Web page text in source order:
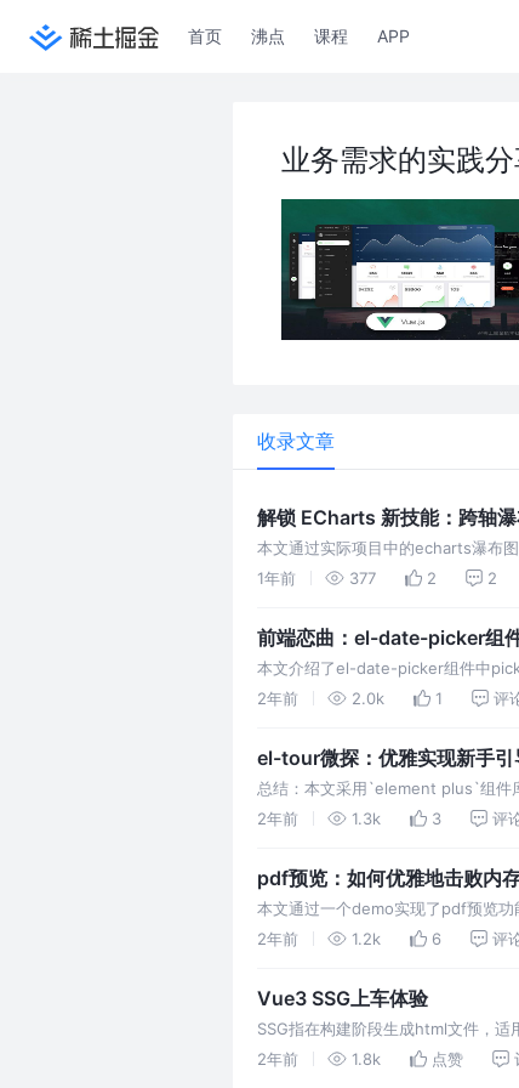
首页 沸点 课程 APP
业务需求的实践
收录文章
解锁 ECharts 新技能：跨轴
本文通过实际项目中的echarts瀑布
技巧，并给出了demo源码，供大家享
1年前 377 2 2
前端恋曲：el-date-picker组
本文介绍了el-date-picker组件中
场景提供参考和帮助。
2年前 2.0k 1 评
el-tour微探：优雅实现新手引
总结：本文采用`element plus`组件
性、高复用性，并针对过程中遇到的
2年前 1.3k 3 评
pdf预览：如何优雅地击败内
本文通过一个demo实现了pdf预览
了pdf预览功能。最后复现并解决了内
2年前 1.2k 6 评
Vue3 SSG上车体验
SSG指在构建阶段生成html文件，
2年前
1.8k 点赞